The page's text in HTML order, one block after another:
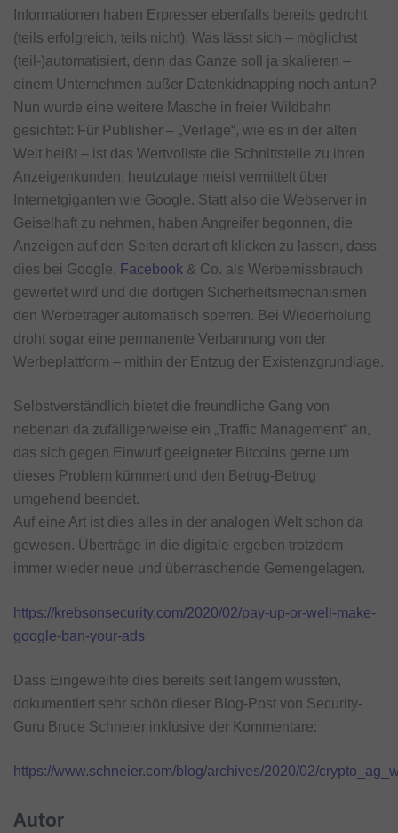
Informationen haben Erpresser ebenfalls bereits gedroht
(teils erfolgreich, teils nicht). Was lässt sich – möglichst
(teil-)automatisiert, denn das Ganze soll ja skalieren –
einem Unternehmen außer Datenkidnapping noch antun?
Nun wurde eine weitere Masche in freier Wildbahn
gesichtet: Für Publisher – „Verlage“, wie es in der alten
Welt heißt – ist das Wertvollste die Schnittstelle zu ihren
Anzeigenkunden, heutzutage meist vermittelt über
Internetgiganten wie Google. Statt also die Webserver in
Geiselhaft zu nehmen, haben Angreifer begonnen, die
Anzeigen auf den Seiten derart oft klicken zu lassen, dass
dies bei Google, Facebook & Co. als Werbemissbrauch
gewertet wird und die dortigen Sicherheitsmechanismen
den Werbeträger automatisch sperren. Bei Wiederholung
droht sogar eine permanente Verbannung von der
Werbeplattform – mithin der Entzug der Existenzgrundlage.
Selbstverständlich bietet die freundliche Gang von
nebenan da zufälligerweise ein „Traffic Management“ an,
das sich gegen Einwurf geeigneter Bitcoins gerne um
dieses Problem kümmert und den Betrug-Betrug
umgehend beendet.
Auf eine Art ist dies alles in der analogen Welt schon da
gewesen. Überträge in die digitale ergeben trotzdem
immer wieder neue und überraschende Gemengelagen.
https://krebsonsecurity.com/2020/02/pay-up-or-well-make-
google-ban-your-ads
Dass Eingeweihte dies bereits seit langem wussten,
dokumentiert sehr schön dieser Blog-Post von Security-
Guru Bruce Schneier inklusive der Kommentare:
https://www.schneier.com/blog/archives/2020/02/
Autor